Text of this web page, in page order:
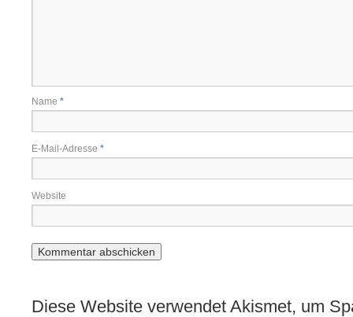
Name *
E-Mail-Adresse *
Website
Diese Website verwendet Akismet, um